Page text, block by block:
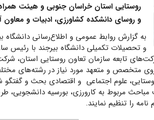
روستایی استان خراسان جنوبی و هیئت
و روسای دانشکده کشاورزی، ادبیات و معاون
به گزارش روابط عمومی و اطلاع‌رسانی
و تحصیلات تکمیلی دانشگاه بیرجند با رئیس
تابعه سازمان تعاون روستایی استان،
متخصص و متعهد مورد نیاز در رشته‌های
علوم اجتماعی و اقتصادی بحث و گفتگو
مباحث مربوط به کارورزی، بورسیه دانشجویی،
را تنظیم نمایند.